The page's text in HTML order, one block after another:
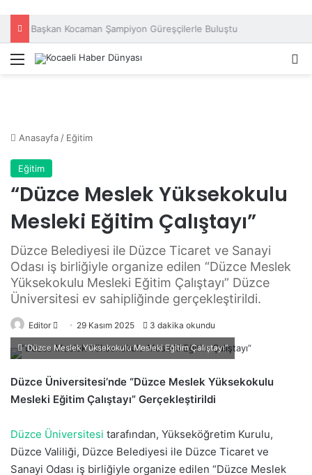
Başkan Kocaman Şampiyon Güreşçilerle Buluştu
Menü
Anasayfa / Eğitim
Eğitim
“Düzce Meslek Yüksekokulu
Mesleki Eğitim Çalıştayı”
Düzce Belediyesi ile Düzce Ticaret ve Sanayi
Odası iş birliğiyle organize edilen “Düzce Meslek
Yüksekokulu Mesleki Eğitim Çalıştayı” Düzce
Üniversitesi ev sahipliğinde gerçekleştirildi.
Editor
i
r
e
p
29 Kasım 2025 3 dakika okundu
“Düzce Meslek Yüksekokulu Mesleki Eğitim Çalıştayı”
Düzce Üniversitesi’nde “Düzce Meslek Yüksekokulu
Mesleki Eğitim Çalıştayı” Gerçekleştirildi
Düzce Üniversitesi tarafından, Yükseköğretim Kurulu,
Düzce Valiliği, Düzce Belediyesi ile Düzce Ticaret ve
Sanayi Odası iş birliğiyle organize edilen “Düzce Meslek